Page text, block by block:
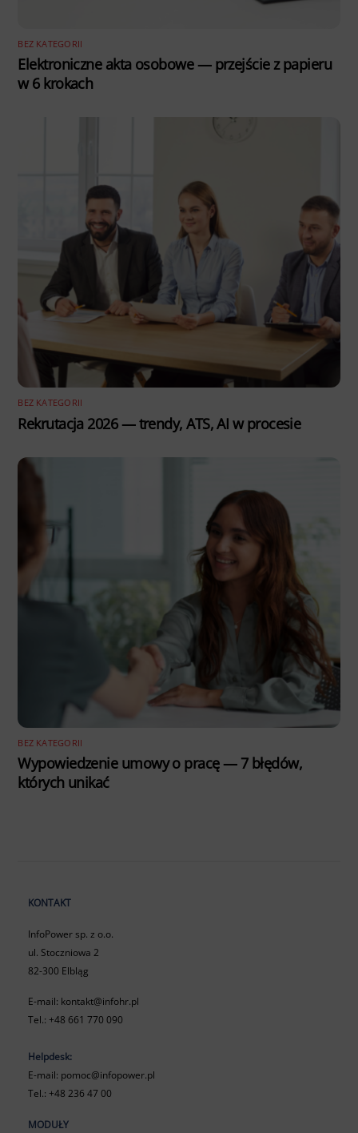
BEZ KATEGORII
Elektroniczne akta osobowe — przejście z papieru
w 6 krokach
BEZ KATEGORII
Rekrutacja 2026 — trendy, ATS, AI w procesie
BEZ KATEGORII
Wypowiedzenie umowy o pracę — 7 błędów,
których unikać
KONTAKT
InfoPower sp. z o.o.
ul. Stoczniowa 2
82-300 Elbląg
E-mail: kontakt@infohr.pl
Tel.:+48 661 770 090
Helpdesk:
E-mail: pomoc@infopower.pl
Tel.:+48 236 47 00
MODUŁY